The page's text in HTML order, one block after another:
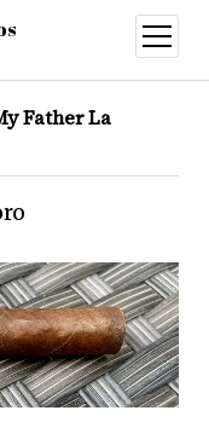
abrir
menú
Father La